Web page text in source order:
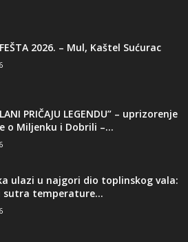
2026. – Mul, Kaštel Sućurac
PRIČAJU LEGENDU” – uprizorenje
o Miljenku i Dobrili –...
ulazi u najgori dio toplinskog vala:
sutra temperature...